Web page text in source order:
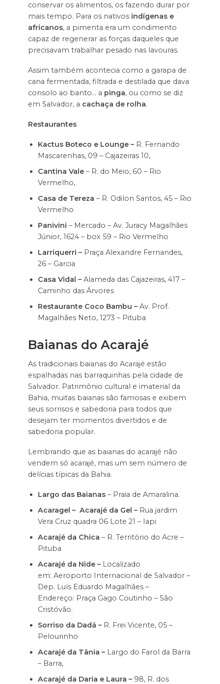
conservar os alimentos, os fazendo durar por
mais tempo. Para os nativosindígenas e
africanos, a pimenta era um condimento
capaz de regenerar as forças daqueles que
precisavam trabalhar pesado nas lavouras.
Assim também acontecia como a garapa de
cana fermentada, filtrada e destilada que dava
consolo ao banto… a pinga, ou como se diz
em Salvador, a cachaça de rolha.
Restaurantes
Kactus Boteco e Lounge – R. Fernando
Mascarenhas, 09 – Cajazeiras 10,
Cantina Vale– R. do Meio, 60 – Rio
Vermelho,
Casa de Tereza – R. Odilon Santos, 45 – Rio
Vermelho
Panivini – Mercado – Av. Juracy Magalhães
Júnior, 1624 – box 59 – Rio Vermelho
Larriquerri –Praça Alexandre Fernandes,
26 – Garcia
Casa Vidal –Alameda das Cajazeiras, 417 –
Caminho das Árvores
Restaurante Coco Bambu – Av. Prof.
Magalhães Neto, 1273 – Pituba
Baianas do Acarajé
As tradicionais baianas do Acarajé estão
espalhadas nas barraquinhas pela cidade de
Salvador. Patrimônio cultural e imaterial da
Bahia, muitas baianas são famosas e exibem
seus sorrisos e sabedoria para todos que
desejam ter momentos divertidos e de
sabedoria popular.
Lembrando que as baianas do acarajé não
vendem só acarajé, mas um sem número de
delícias típicas da Bahia.
Largo das Baianas– Praia de Amaralina.
Acaragel – Acarajé da Gel – Rua jardim
Vera Cruz quadra 06 Lote 21 – Iapi
Acarajé da Chica – R. Território do Acre –
Pituba
Acarajé da Nide –Localizado
em: Aeroporto Internacional de Salvador –
Dep. Luís Eduardo Magalhães –
Endereço: Praça Gago Coutinho – São
Cristóvão.
Sorriso da Dadá –R. Frei Vicente, 05 –
Pelourinho
Acarajé da Tânia –Largo do Farol da Barra
– Barra,
Acarajé da Daria e Laura –98, R. dos